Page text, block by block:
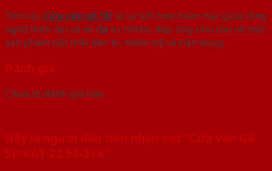
Tóm lại, Cửa vân gỗ 5D là sự kết hợp hoàn hảo giữa công
nghệ hiện đại và vẻ đẹp tự nhiên, đáp ứng nhu cầu về một
sản phẩm nội thất bền bỉ, thẩm mỹ và tiện dụng.
Đánh giá
Chưa có đánh giá nào.
Hãy là người đầu tiên nhận xét “Cửa Vân Gỗ
5D KAT-22.50-2TK”